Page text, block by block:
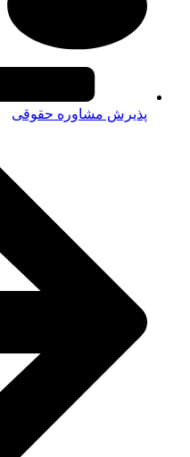
پذیرش مشاوره حقوقی